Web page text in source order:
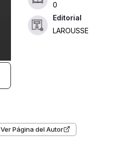
0
Editorial
LAROUSSE
Ver Página del Autor